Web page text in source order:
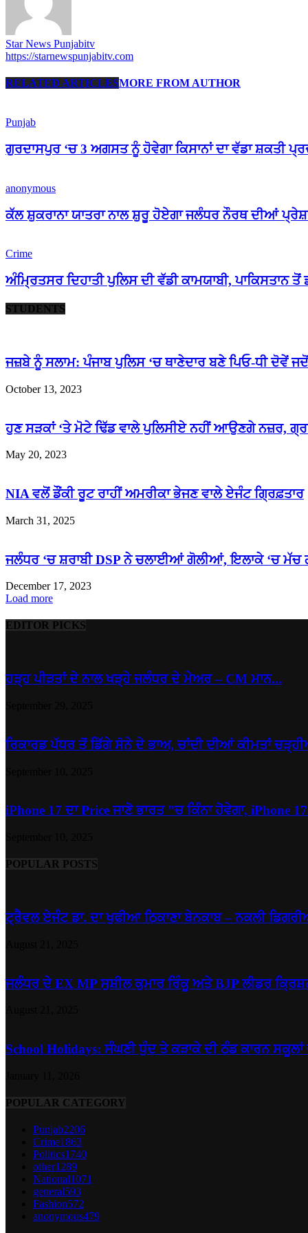
Star News Punjabitv
https://starnewspunjabitv.com
RELATED ARTICLESMORE FROM AUTHOR
Punjab
ਗੁਰਦਾਸਪੁਰ ‘ਚ 3 ਅਗਸਤ ਨੂੰ ਹੋਵੇਗਾ ਕਿਸਾਨਾਂ ਦਾ ਵੱਡਾ ਸ਼ਕਤੀ
anonymous
ਕੱਲ ਸ਼ੁਕਰਾਨਾ ਯਾਤਰਾ ਨਾਲ ਸ਼ੁਰੂ ਹੋਏਗਾ ਜਲੰਧਰ ਨੌਰਥ ਦੀਆਂ
Crime
ਅੰਮ੍ਰਿਤਸਰ ਦਿਹਾਤੀ ਪੁਲਿਸ ਦੀ ਵੱਡੀ ਕਾਮਯਾਬੀ,
STUDENTS
ਜਜ਼ਬੇ ਨੂੰ ਸਲਾਮ: ਪੰਜਾਬ ਪੁਲਿਸ ‘ਚ ਥਾਣੇਦਾਰ ਬਣੇ ਪਿਓ-ਧੀ ਦੋਵੇਂ
October 13, 2023
ਹੁਣ ਸੜਕਾਂ ‘ਤੇ ਮੋਟੇ ਢਿੱਡ ਵਾਲੇ ਪੁਲਿਸੀਏ ਨਹੀਂ ਆਉਣਗੇ ਨਜ਼ਰ,
May 20, 2023
NIA ਵਲੋਂ ਡੌਂਕੀ ਰੂਟ ਰਾਹੀਂ ਅਮਰੀਕਾ ਭੇਜਣ ਵਾਲੇ ਏਜੰਟ ਗ੍ਰਿਫ਼ਤਾਰ
March 31, 2025
ਜਲੰਧਰ ‘ਚ ਸ਼ਰਾਬੀ DSP ਨੇ ਚਲਾਈਆਂ ਗੋਲੀਆਂ, ਇਲਾਕੇ ‘ਚ ਮੱਚ
December 17, 2023
Load more
EDITOR PICKS
ਹੜ੍ਹ ਪੀੜਤਾਂ ਦੇ ਨਾਲ ਖੜ੍ਹੇ ਜਲੰਧਰ ਦੇ ਮੇਅਰ – CM ਮਾਨ...
ਰਿਕਾਰਡ ਪੱਧਰ ਤੋਂ ਡਿੱਗੇ ਸੋਨੇ ਦੇ ਭਾਅ, ਚਾਂਦੀ ਦੀਆਂ ਕੀਮਤਾਂ
iPhone 17 ਦਾ Price ਜਾਣੋ ਭਾਰਤ ”ਚ ਕਿੰਨਾ ਹੋਵੇਗਾ, iPhone
POPULAR POSTS
ਟ੍ਰੈਵਲ ਏਜੰਟ ਡਾ. ਦਾ ਖੁਫੀਆ ਠਿਕਾਣਾ ਬੇਨਕਾਬ – ਨਕਲੀ
ਜਲੰਧਰ ਦੇ EX MP ਸੁਸ਼ੀਲ ਕੁਮਾਰ ਰਿੰਕੂ ਅਤੇ BJP ਲੀਡਰ
School Holidays: ਸੰਘਣੀ ਧੁੰਦ ਤੇ ਕੜਾਕੇ ਦੀ ਠੰਡ ਕਾਰਨ
POPULAR CATEGORY
Punjab2206
Crime1863
Politics1740
other1289
National1071
general593
Fashion572
anonymous479